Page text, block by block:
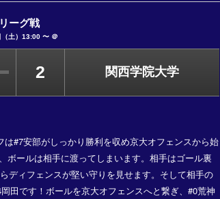
ーグ戦
土）13:00 〜 ＠
2 関西学院大学
#7安部がしっかり勝利を収め京大オフェンスから始
ボールは相手に渡ってしまいます。相手はゴール裏
ディフェンスが堅い守りを見せます。そして相手の
田です！ボールを京大オフェンスへと繋ぎ、#0荒神